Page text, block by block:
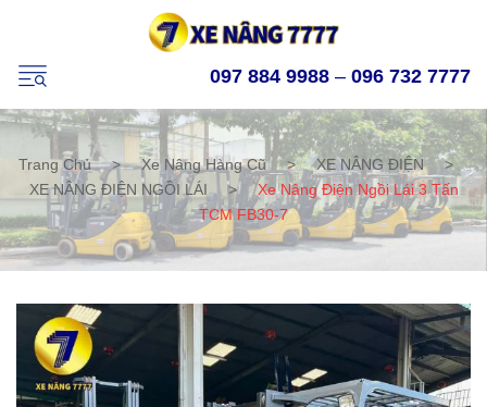
097 884 9988 – 096 732 7777
Trang Chủ > Xe Nâng Hàng Cũ > XE NÂNG ĐIỆN
>
XE NÂNG ĐIỆN NGỒI LÁI
>
Xe Nâng Điện Ngồi Lái 3 Tấn
TCM FB30-7